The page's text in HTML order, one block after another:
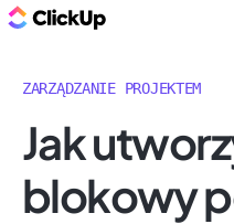
ZARZĄDZANIE PROJEKTEM
Jak
blokowy